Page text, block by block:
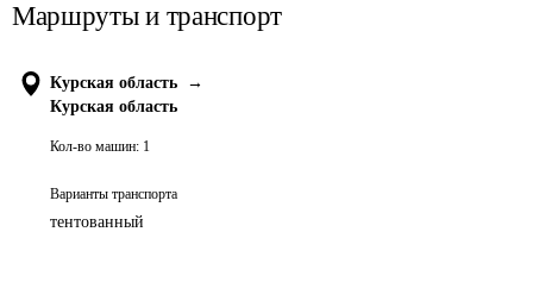
Маршруты и транспорт
Курская область
→
Курская область
Кол-во машин: 1
Варианты транспорта
тентованный